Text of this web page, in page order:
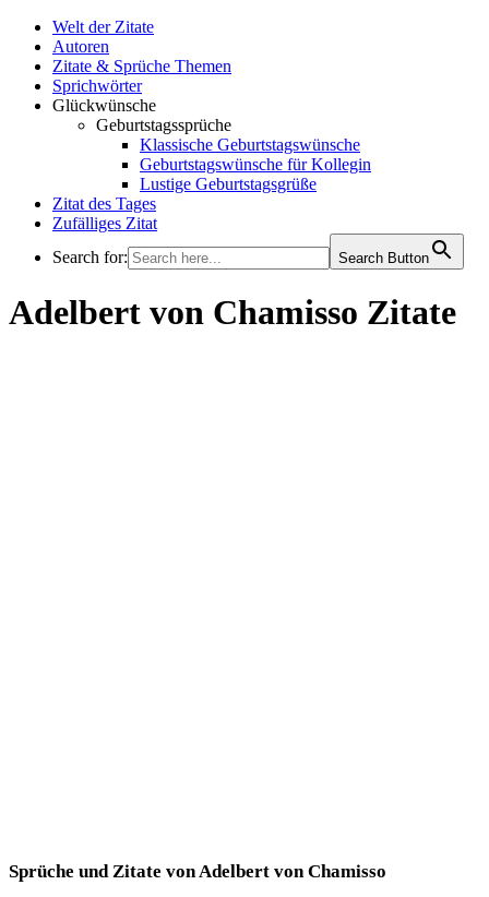
Welt der Zitate
Autoren
Zitate & Sprüche Themen
Sprichwörter
Glückwünsche
Geburtstagssprüche
Klassische Geburtstagswünsche
Geburtstagswünsche für Kollegin
Lustige Geburtstagsgrüße
Zitat des Tages
Zufälliges Zitat
Search for:
Search Button
WELT DER ZITATE
Adelbert von Chamisso Zitate
Sprüche und Zitate von Adelbert von Chamisso